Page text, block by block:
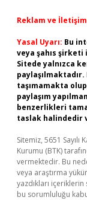
Reklam ve
Yasal Uyarı: Bu
veya şahıs şirketi
Sitede yalnızca
taşımamakta
paylaşım
benzerlikleri
taslak halindedir
Sitemiz, 5651
Kurumu (BTK)
vermektedir. Bu
veya araştırma
yazdıkları
bu sorumluluğu